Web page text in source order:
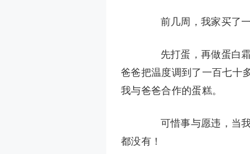
前几周，我家买了一
先打蛋，再做蛋白霜
爸爸把温度调到了一百七十
我与爸爸合作的蛋糕。
可惜事与愿违，当我
都没有！